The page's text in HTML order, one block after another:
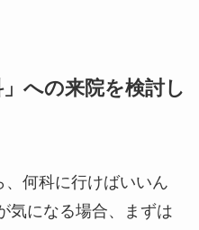
への来院を検討し
、何科に行けばいいん
気になる場合、まずは